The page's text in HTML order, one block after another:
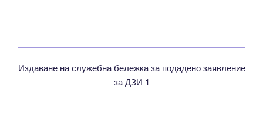
Издаване на служебна бележка за подадено заявление
за ДЗИ 1